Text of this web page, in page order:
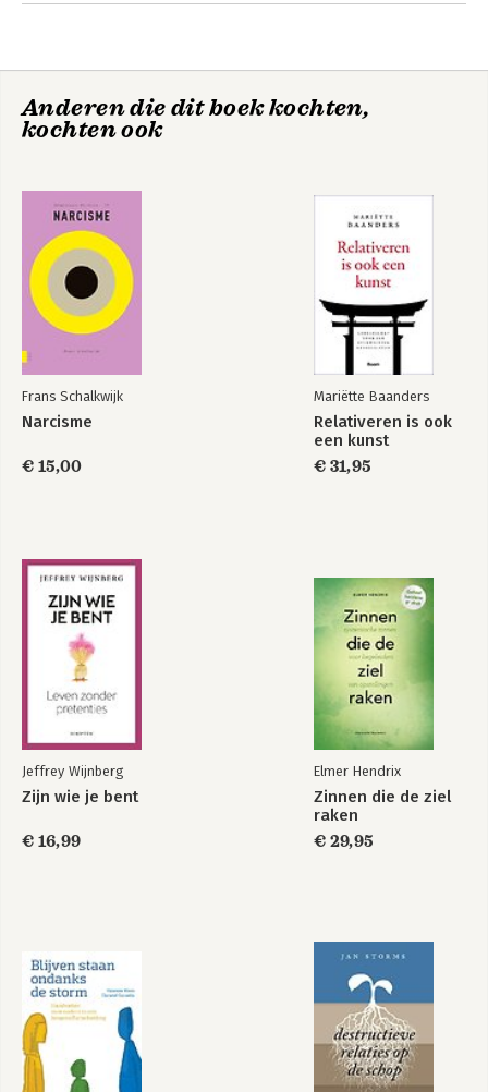
narcisme
Morele
jeugddelinquentie
Narcisme
Literatuur
Verantwoording
Anderen die dit boek kochten,
kochten ook
Frans Schalkwijk
Narcisme
€ 15,00
Mariëtte Baanders
Relativeren is ook
een kunst
€ 31,95
Jeffrey Wijnberg
Zijn wie je bent
€ 16,99
Elmer Hendrix
Zinnen die de ziel
raken
€ 29,95